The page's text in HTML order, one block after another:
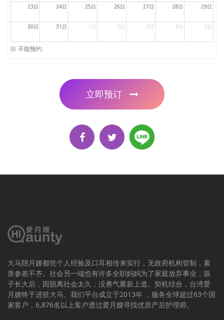
23日 24日 25日 26日 27日 28日 29日
30日 31日 1日 2日 3日 4日 5日
不能预约
立即预订
大马陪月嫂都凭个人经验及口耳相传来实行，无政府机构管制，素
质参差不齐。社会另一端也有许多全职妈妈为了家庭放弃事业，孩
子长大后，因脱离社会太久，没勇气重新上道。契机结合，台湾爱
月嫂终于进驻大马。我们平台成立于2013年 ，服务全球超过63个国
家客户，6,876名以上客户透过爱月嫂寻找优质产后护理师。